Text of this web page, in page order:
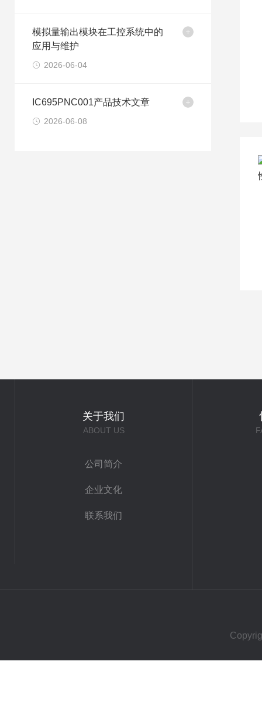
模拟量输出模块在工控系统中的
应用与维护
2026-06-04
IC695PNC001产品技术文章
2026-06-08
关于我们
ABOUT US
公司简介
企业文化
联系我们